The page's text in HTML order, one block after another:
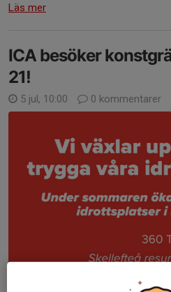
Läs mer
ICA besöker
21!
5 jul, 10:00 0 kommentarer